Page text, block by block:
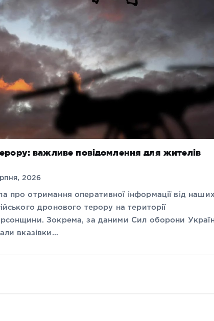
важливе повідомлення для жителів
2026
про отримання оперативної інформації від наших
дронового терору на території
Зокрема, за даними Сил оборони
вказівки…